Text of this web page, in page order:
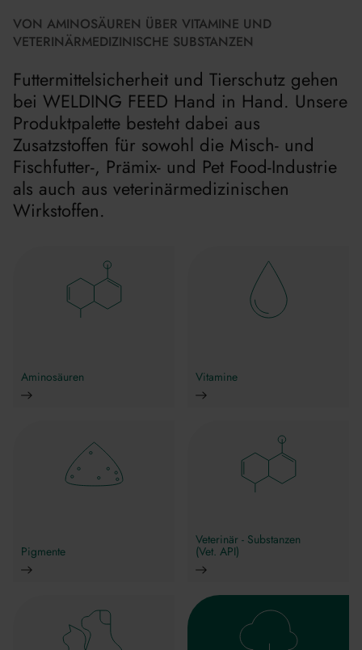
VON AMINOSÄUREN ÜBER VITAMINE UND
VETERINÄRMEDIZINISCHE SUBSTANZEN
Futtermittelsicherheit und Tierschutz gehen
bei WELDING FEED Hand in Hand. Unsere
Produktpalette besteht dabei aus
Zusatzstoffen für sowohl die Misch- und
Fischfutter-, Prämix- und Pet Food-Industrie
als auch aus veterinärmedizinischen
Wirkstoffen.
Aminosäuren Vitamine
Pigmente
Veterinär - Substanzen
(Vet. API)